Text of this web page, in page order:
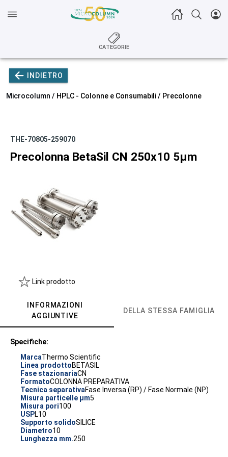
CATEGORIE
INDIETRO
Microcolumn / HPLC - Colonne e Consumabili/ Precolonne
THE-70805-259070
Precolonna BetaSil CN 250x10 5µm
Link prodotto
INFORMAZIONI
AGGIUNTIVE
DELLA STESSA FAMIGLIA
Specifiche:
MarcaThermo Scientific
Linea prodottoBETASIL
Fase stazionariaCN
FormatoCOLONNA PREPARATIVA
Tecnica separativaFase Inversa (RP) / Fase Normale (NP)
Misura particelle µm5
Misura pori100
USPL10
Supporto solidoSILICE
Diametro10
Lunghezza mm.250